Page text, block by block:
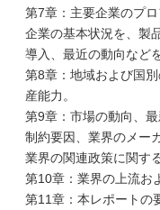
第7章：主要企業のプ
企業の基本状況を、製
導入、最近の動向など
第8章：地域および国
産能力。
第9章：市場の動向、
制約要因、業界のメー
業界の関連政策に関す
第10章：業界の上流お
第11章：本レポートの